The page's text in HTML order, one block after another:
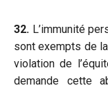
32. L’immunité
sont exempts de
violation de
demande cette